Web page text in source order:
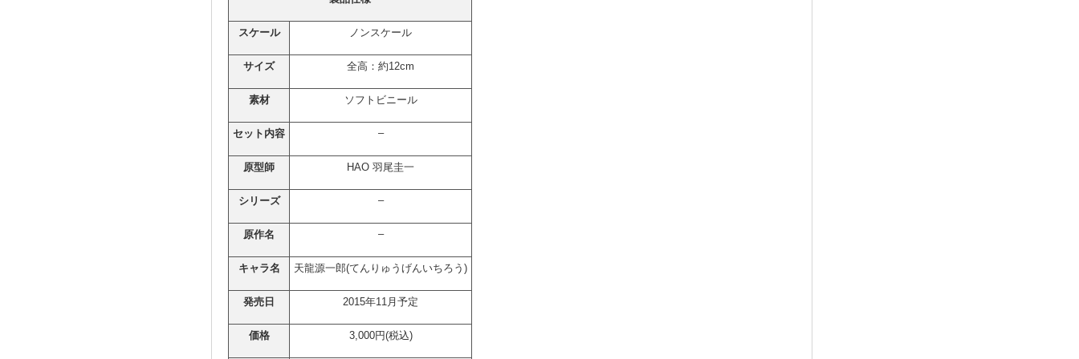
スケール ノンスケール
サイズ 全高：約12cm
素材 ソフトビニール
セット内容 –
原型師 HAO 羽尾圭一
シリーズ –
原作名 –
キャラ名 天龍源一郎(てんりゅうげんいちろう)
発売日 2015年11月予定
価格 3,000円(税込)